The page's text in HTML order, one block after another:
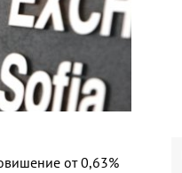
от 0,63%